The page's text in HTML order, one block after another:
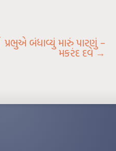
પ્રભુએ બંધાવ્યું મારું પારણું –
મકરંદ દવે→